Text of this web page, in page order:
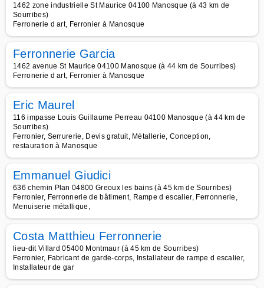
1462 zone industrielle St Maurice 04100 Manosque (à 43 km de
Sourribes)
Ferronerie d art, Ferronier à Manosque
Ferronnerie Garcia
1462 avenue St Maurice 04100 Manosque (à 44 km de Sourribes)
Ferronerie d art, Ferronier à Manosque
Eric Maurel
116 impasse Louis Guillaume Perreau 04100 Manosque (à 44 km de
Sourribes)
Ferronier, Serrurerie, Devis gratuit, Métallerie, Conception,
restauration à Manosque
Emmanuel Giudici
636 chemin Plan 04800 Greoux les bains (à 45 km de Sourribes)
Ferronier, Ferronnerie de bâtiment, Rampe d escalier, Ferronnerie,
Menuiserie métallique,
Costa Matthieu Ferronnerie
lieu-dit Villard 05400 Montmaur (à 45 km de Sourribes)
Ferronier, Fabricant de garde-corps, Installateur de rampe d escalier,
Installateur de gar